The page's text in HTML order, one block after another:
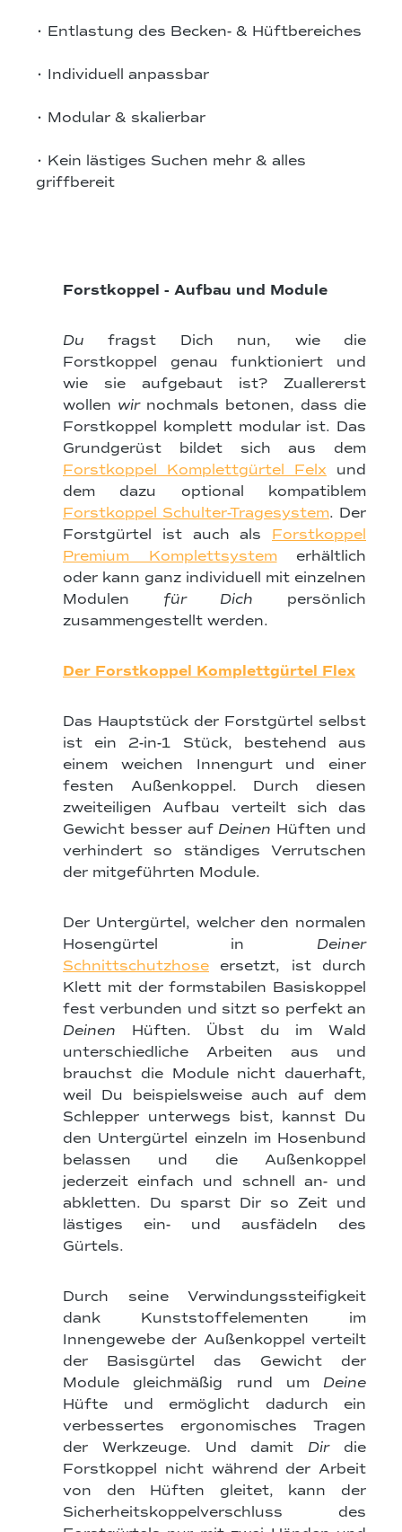
• Entlastung des Becken- & Hüftbereiches
• Individuell anpassbar
• Modular & skalierbar
• Kein lästiges Suchen mehr & alles
griffbereit
Forstkoppel - Aufbau und Module
Du fragst Dich nun, wie die
Forstkoppel genau funktioniert und
wie sie aufgebaut ist? Zuallererst
wollen wirnochmals betonen, dass die
Forstkoppel komplett modular ist. Das
Grundgerüst bildet sich aus dem
Forstkoppel Komplettgürtel Felx und
dem dazu optional kompatiblem
Forstkoppel Schulter-Tragesystem. Der
Forstgürtel ist auch als Forstkoppel
Premium Komplettsystemerhältlich
oder kann ganz individuell mit einzelnen
Modulen für Dich persönlich
zusammengestellt werden.
Der Forstkoppel Komplettgürtel Flex
Das Hauptstück der Forstgürtel selbst
ist ein 2-in-1 Stück, bestehend aus
einem weichen Innengurt und einer
festen Außenkoppel. Durch diesen
zweiteiligen Aufbau verteilt sich das
Gewicht besser auf Deinen Hüften und
verhindert so ständiges Verrutschen
der mitgeführten Module.
Der Untergürtel, welcher den normalen
Hosengürtel in Deiner
Schnittschutzhose ersetzt, ist durch
Klett mit der formstabilen Basiskoppel
fest verbunden und sitzt so perfekt an
Deinen Hüften. Übst du im Wald
unterschiedliche Arbeiten aus und
brauchst die Module nicht dauerhaft,
weil Du beispielsweise auch auf dem
Schlepper unterwegs bist, kannst Du
den Untergürtel einzeln im Hosenbund
belassen und die Außenkoppel
jederzeit einfach und schnell an- und
abkletten. Du sparst Dir so Zeit und
lästiges ein- und ausfädeln des
Gürtels.
Durch seine Verwindungssteifigkeit
dank Kunststoffelementen im
Innengewebe der Außenkoppel verteilt
der Basisgürtel das Gewicht der
Module gleichmäßig rund um Deine
Hüfte und ermöglicht dadurch ein
verbessertes ergonomisches Tragen
der Werkzeuge. Und damit Dirdie
Forstkoppel nicht während der Arbeit
von den Hüften gleitet, kann der
Sicherheitskoppelverschluss des